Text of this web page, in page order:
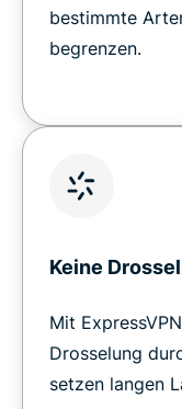
bestimmte
begrenzen.
Keine
Mit
Drosselung
setzen langen